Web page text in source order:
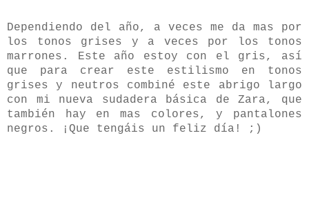
Dependiendo del año, a veces me da mas por
los tonos grises y a veces por los tonos
marrones. Este año estoy con el gris, así
que para crear este estilismo en tonos
grises y neutros combiné este abrigo largo
con mi nueva sudadera básica de Zara, que
también hay en mas colores, y pantalones
negros.
¡Que tengáis un feliz día! ;)